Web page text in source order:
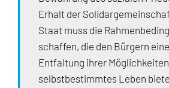
Erhalt der
Staat muss die
schaffen, die den Bürgern
Entfaltung ihrer
selbstbestimmtes Leben